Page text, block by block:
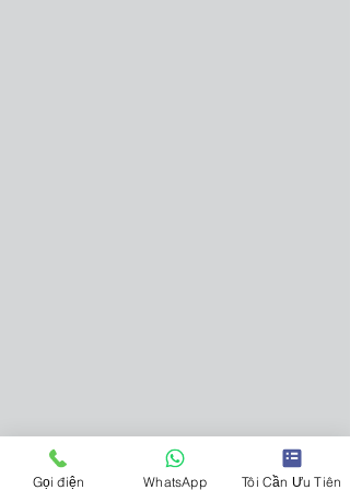
Gọi điện WhatsApp Tôi Cần Ưu Tiên